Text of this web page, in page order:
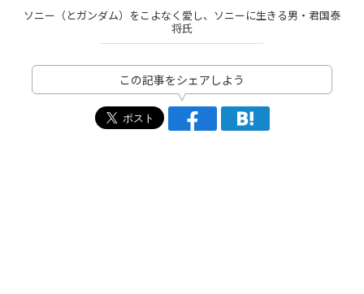
ソニー（とガンダム）をこよなく愛し、ソニーに生きる男・君国泰
将氏
この記事をシェアしよう